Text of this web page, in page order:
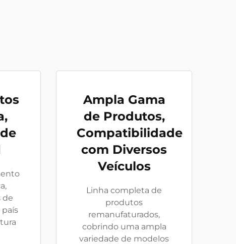
de
Ampla Gama
de Produtos,
Compatibilidade
com Diversos
Veículos
Linha completa de
produtos
remanufaturados,
cobrindo uma ampla
variedade de modelos